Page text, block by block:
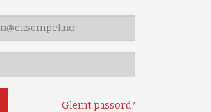
Glemt passord?